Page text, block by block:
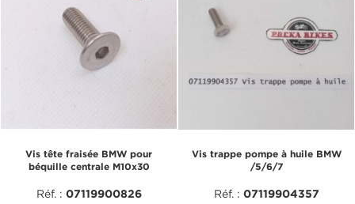
Vis tête fraisée BMW pour
béquille centrale M10x30
Réf. : 07119900826
Vis trappe pompe à huile BMW
/5/6/7
Réf. : 07119904357